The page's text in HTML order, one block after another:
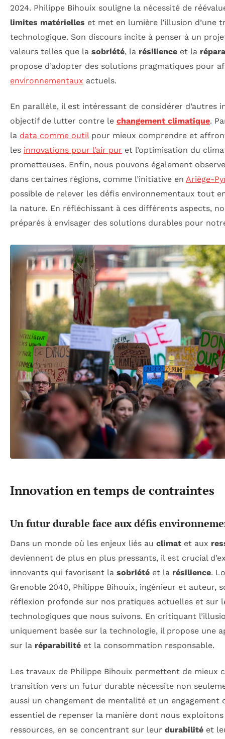
2024. Philippe Bihouix souligne la nécessité de
limites matérielles et met en lumière l’illusion d’une
technologique. Son discours incite à penser à un
valeurs telles que la sobriété, la résilience et la
propose d’adopter des solutions pragmatiques pour
environnementaux actuels.
En parallèle, il est intéressant de considérer d’autres
objectif de lutter contre le changement climatique.
la data comme outilpour mieux comprendre et
les innovations pour l’air pur et l’optimisation du
prometteuses. Enfin, nous pouvons également
dans certaines régions, comme l’initiative en Ariège-
possible de relever les défis environnementaux tout
la nature. En réfléchissant à ces différents aspects,
préparés à envisager des solutions durables pour
Innovation en temps de contraintes
Un futur durable face aux défis
Dans un monde où les enjeux liés au climat et aux
deviennent de plus en plus pressants, il est crucial
innovants qui favorisent la sobriété et la résilience.
Grenoble 2040, Philippe Bihouix, ingénieur et auteur,
réflexion profonde sur nos pratiques actuelles et sur
technologiques que nous suivons. En critiquant
uniquement basée sur la technologie, il propose une
sur la réparabilité et la consommation responsable.
Les travaux de Philippe Bihouix permettent de mieux
transition vers un futur durable nécessite non
aussi un changement de mentalité et un engagement
essentiel de repenser la manière dont nous
ressources, en se concentrant sur leur durabilité et